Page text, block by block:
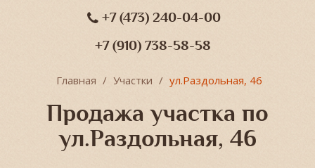
+7 (473) 240-04-00
+7 (910) 738-58-58
Главная Участки ул.Раздольная, 46
Продажа участка по
ул.Раздольная, 46